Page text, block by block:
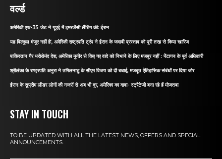
वर्ल्ड
अमेरिकी एफ-35 जेट ने यूएई में इमरजेंसी लैंडिंग की: ईरान
यह बिल्कुल मंजूर नहीं है’, अमेरिकी राष्ट्रपति ट्रंप ने ईरान के जवाबी प्रस्ताव को पूरी तरह से किया खारिज
पाकिस्तान गैर भरोसेमंद देश, अमेरिका मुनीर से किए गए वादे को निभाने के लिए मजबूर नहीं : पेंटागन के पूर्व अधिकारी
श्रीलंका के राष्ट्रपति अनुरा ने तमिलनाडु के सीएम विजय को दी बधाई, मजबूत ऐतिहासिक संबंधों पर दिया जोर
ईरान के सुप्रीम लीडर लोगों की नजरों से अब भी दूर, अमेरिका का दावा- स्ट्रैटेजी बना रहे हैं मोजतबा
STAY IN TOUCH
TO BE UPDATED WITH ALL THE LATEST NEWS, OFFERS AND SPECIAL
ANNOUNCEMENTS.